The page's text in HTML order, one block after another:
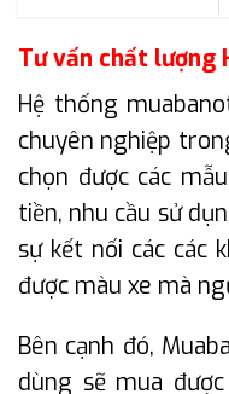
Tư vấn chất lượng
Hệ thống
chuyên nghiệp
chọn được các
tiền, nhu cầu sử
sự kết nối các các
được màu xe mà
Bên cạnh đó,
dùng sẽ mua